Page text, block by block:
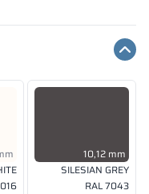
10,12 mm
SILESIAN GREY
RAL 7043